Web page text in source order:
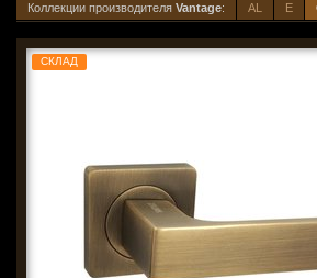
Коллекции производителя Vantage: AL E
СКЛАД